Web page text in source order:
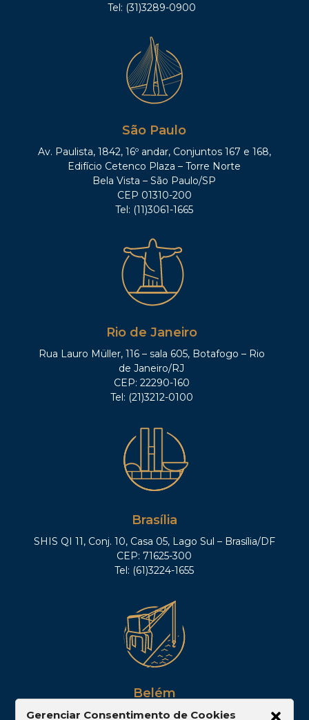
Tel: (31)3289-0900
São Paulo
Av. Paulista, 1842, 16º andar, Conjuntos 167 e 168,
Edifício Cetenco Plaza – Torre Norte
Bela Vista – São Paulo/SP
CEP 01310-200
Tel: (11)3061-1665
Rio de Janeiro
Rua Lauro Müller, 116 – sala 605, Botafogo – Rio
de Janeiro/RJ
CEP: 22290-160
Tel: (21)3212-0100
Brasília
SHIS QI 11, Conj. 10, Casa 05, Lago Sul – Brasília/DF
CEP: 71625-300
Tel: (61)3224-1655
Belém
Av. Visconde de Souza Franco, 05, Sala 2102 –
Gerenciar Consentimento de Cookies